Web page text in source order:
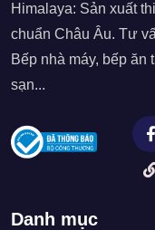
Himalaya: Sản xuất
chuẩn Châu Âu. Tư
Bếp nhà máy, bếp ăn
sạn...
Danh mục